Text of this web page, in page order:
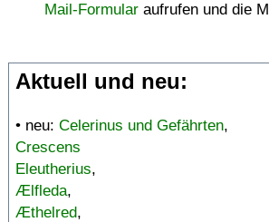
Mail-Formular aufrufen und die
Aktuell und neu:
• neu: Celerinus und Gefährten,
Crescens
Eleutherius,
Ælfleda,
Æthelred,